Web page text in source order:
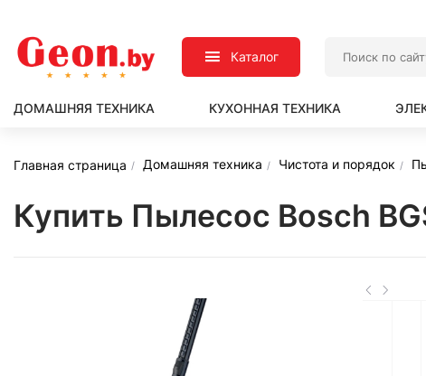
Каталог
ДОМАШНЯЯ ТЕХНИКА КУХОННАЯ ТЕХНИКА
Главная страница Домашняя техника Чистота и порядок
Купить Пылесос Bosch